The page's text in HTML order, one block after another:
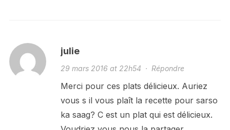
julie
29 mars 2016 at 22h54 · Répondre
Merci pour ces plats délicieux. Auriez
vous s il vous plaît la recette pour sarso
ka saag? C est un plat qui est délicieux.